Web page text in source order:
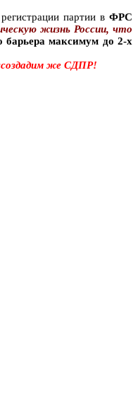
партии в ФРС
жизнь России, что
барьера максимум до 2-х
же СДПР!